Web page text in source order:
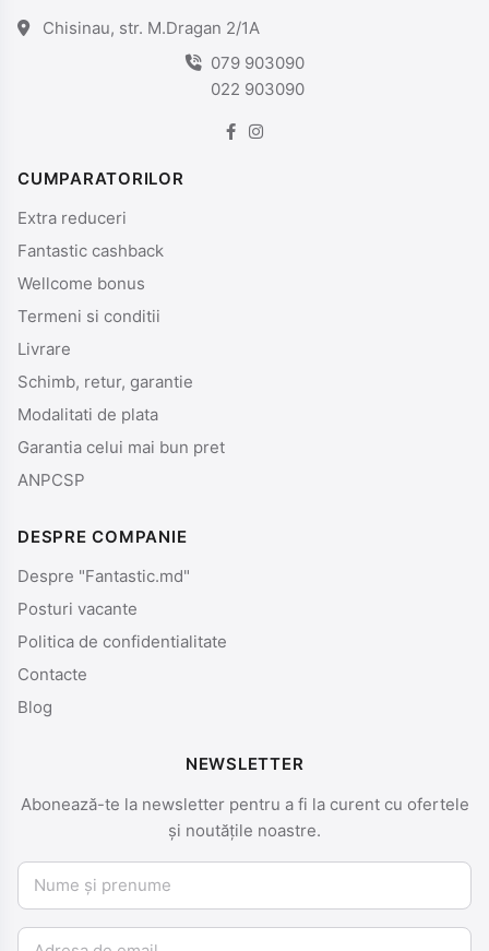
Chisinau, str. M.Dragan 2/1A
079 903090
022 903090
CUMPARATORILOR
Extra reduceri
Fantastic cashback
Wellcome bonus
Termeni si conditii
Livrare
Schimb, retur, garantie
Modalitati de plata
Garantia celui mai bun pret
ANPCSP
DESPRE COMPANIE
Despre "Fantastic.md"
Posturi vacante
Politica de confidentialitate
Contacte
Blog
NEWSLETTER
Abonează-te la newsletter pentru a fi la curent cu ofertele
și noutățile noastre.
Nume și prenume
Email